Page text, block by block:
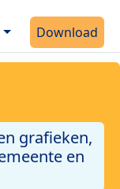
Download
grafieken,
en